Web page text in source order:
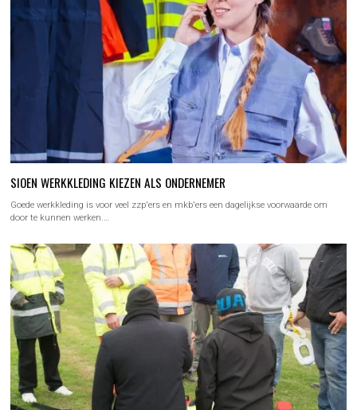
SIOEN WERKKLEDING KIEZEN ALS ONDERNEMER
Goede werkkleding is voor veel zzp'ers en mkb'ers een dagelijkse voorwaarde om
door te kunnen werken.…